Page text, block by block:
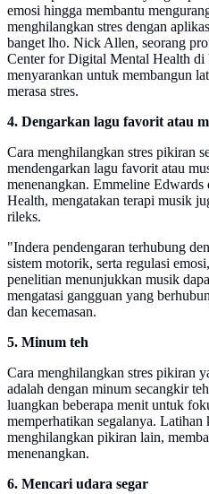
emosi hingga membantu
menghilangkan stres dengan
banget lho. Nick Allen, seorang
Center for Digital Mental Health
menyarankan untuk membangun
merasa stres.
4. Dengarkan lagu favorit atau
Cara menghilangkan stres pikiran
mendengarkan lagu favorit atau
menenangkan. Emmeline
Health, mengatakan terapi musik
rileks.
"Indera pendengaran terhubung
sistem motorik, serta regulasi
penelitian menunjukkan musik
mengatasi gangguan yang
dan kecemasan.
5. Minum teh
Cara menghilangkan stres pikiran
adalah dengan minum secangkir
luangkan beberapa menit untuk
memperhatikan segalanya. Latihan
menghilangkan pikiran lain,
menenangkan.
6. Mencari udara segar